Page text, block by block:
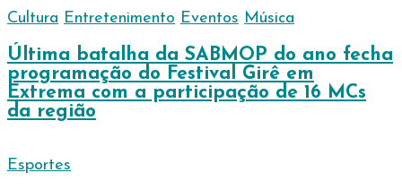
Cultura Entretenimento Eventos Música
Última batalha da SABMOP do ano fecha
programação do Festival Girê em
Extrema com a participação de 16 MCs
da região
Esportes